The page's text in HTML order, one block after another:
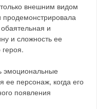
внешним видом
и
и сложность ее
эмоциональные
ее персонаж, когда его
появления